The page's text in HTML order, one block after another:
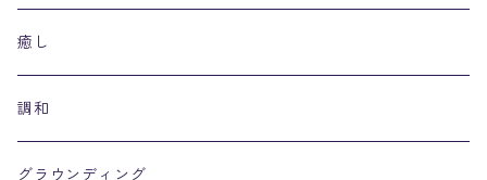
癒し
調和
グラウンディング